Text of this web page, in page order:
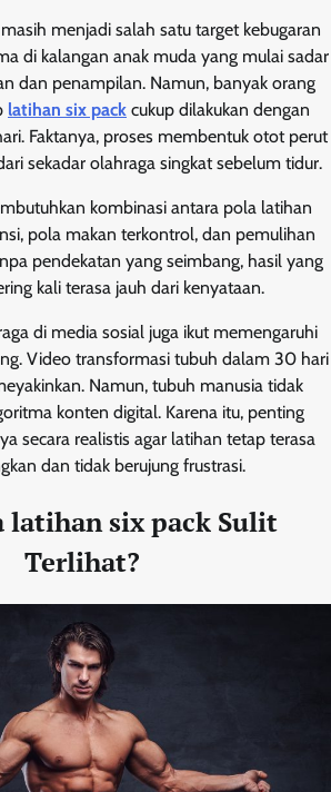
menjadi salah satu target kebugaran
di kalangan anak muda yang mulai sadar
dan penampilan. Namun, banyak orang
latihan six pack cukup dilakukan dengan
Faktanya, proses membentuk otot perut
sekadar olahraga singkat sebelum tidur.
kombinasi antara pola latihan
pola makan terkontrol, dan pemulihan
pendekatan yang seimbang, hasil yang
kali terasa jauh dari kenyataan.
di media sosial juga ikut memengaruhi
Video transformasi tubuh dalam 30 hari
Namun, tubuh manusia tidak
konten digital. Karena itu, penting
secara realistis agar latihan tetap terasa
dan tidak berujung frustrasi.
latihan six packSulit
Terlihat?